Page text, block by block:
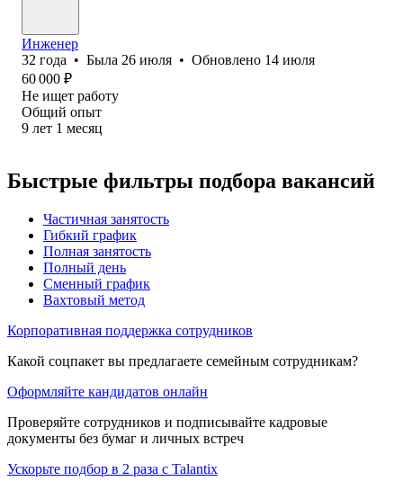
Инженер
32 года • Была 26 июля • Обновлено 14 июля
60 000 ₽
Не ищет работу
Общий опыт
9 лет 1 месяц
Быстрые фильтры подбора вакансий
Частичная занятость
Гибкий график
Полная занятость
Полный день
Сменный график
Вахтовый метод
Корпоративная поддержка сотрудников
Какой соцпакет вы предлагаете семейным сотрудникам?
Оформляйте кандидатов онлайн
Проверяйте сотрудников и подписывайте кадровые
документы без бумаг и личных встреч
Ускорьте подбор в 2 раза с Talantix